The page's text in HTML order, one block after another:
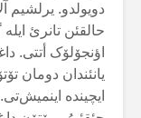
دویولدو. یرلشیم
حالقئن تانرئ
اؤنجۆلۆک أتتی.
یانئندان دومان
ایچیندە